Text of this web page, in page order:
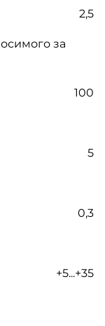
2,5
за
100
5
0,3
+5...+35